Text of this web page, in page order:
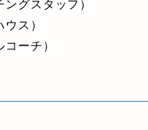
グスタッフ）
ス）
ーチ）